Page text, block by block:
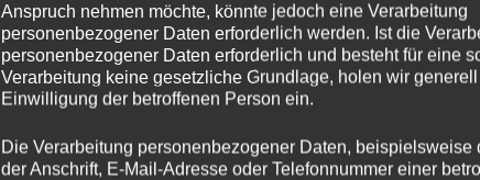
Anspruch nehmen möchte, könnte jedoch eine Verarbeitung
personenbezogener Daten erforderlich werden. Ist die
personenbezogener Daten erforderlich und besteht für eine
Verarbeitung keine gesetzliche Grundlage, holen wir
Einwilligung der betroffenen Person ein.
Die Verarbeitung personenbezogener Daten, beispielsweise
der Anschrift, E-Mail-Adresse oder Telefonnummer einer